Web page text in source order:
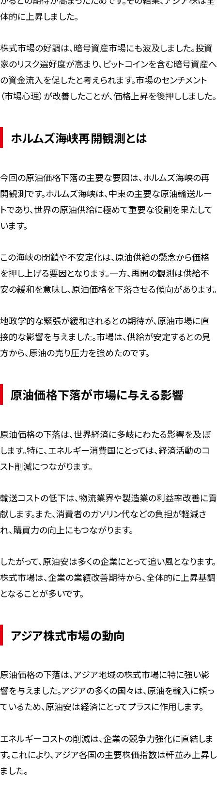
体的に上昇しました。
株式市場の好調は、暗号資産市場にも波及しました。投資
家のリスク選好度が高まり、ビットコインを含む暗号資産へ
の資金流入を促したと考えられます。市場のセンチメント
（市場心理）が改善したことが、価格上昇を後押ししました。
ホルムズ海峡再開観測とは
今回の原油価格下落の主要な要因は、ホルムズ海峡の再
開観測です。ホルムズ海峡は、中東の主要な原油輸送ルー
トであり、世界の原油供給に極めて重要な役割を果たして
います。
この海峡の閉鎖や不安定化は、原油供給の懸念から価格
を押し上げる要因となります。一方、再開の観測は供給不
安の緩和を意味し、原油価格を下落させる傾向があります。
地政学的な緊張が緩和されるとの期待が、原油市場に直
接的な影響を与えました。市場は、供給が安定するとの見
方から、原油の売り圧力を強めたのです。
原油価格下落が市場に与える影響
原油価格の下落は、世界経済に多岐にわたる影響を及ぼ
します。特に、エネルギー消費国にとっては、経済活動のコ
スト削減につながります。
輸送コストの低下は、物流業界や製造業の利益率改善に貢
献します。また、消費者のガソリン代などの負担が軽減さ
れ、購買力の向上にもつながります。
したがって、原油安は多くの企業にとって追い風となります。
株式市場は、企業の業績改善期待から、全体的に上昇基調
となることが多いです。
アジア株式市場の動向
原油価格の下落は、アジア地域の株式市場に特に強い影
響を与えました。アジアの多くの国々は、原油を輸入に頼っ
ているため、原油安は経済にとってプラスに作用します。
エネルギーコストの削減は、企業の競争力強化に直結しま
す。これにより、アジア各国の主要株価指数は軒並み上昇し
ました。